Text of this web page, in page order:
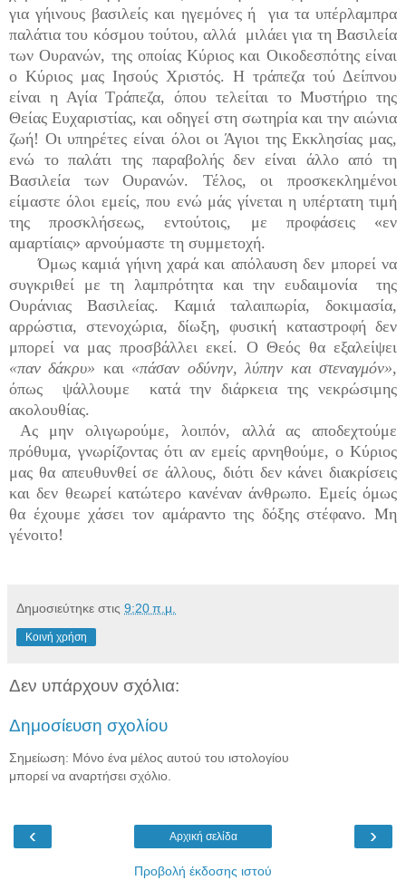
για γήινους βασιλείς και ηγεμόνες ή για τα υπέρλαμπρα
παλάτια του κόσμου τούτου, αλλά μιλάει για τη Βασιλεία
των Ουρανών, της οποίας Κύριος και Οικοδεσπότης είναι
ο Κύριος μας Ιησούς Χριστός. Η τράπεζα τού Δείπνου
είναι η Αγία Τράπεζα, όπου τελείται το Μυστήριο της
Θείας Ευχαριστίας, και οδηγεί στη σωτηρία και την αιώνια
ζωή! Οι υπηρέτες είναι όλοι οι Άγιοι της Εκκλησίας μας,
ενώ το παλάτι της παραβολής δεν είναι άλλο από τη
Βασιλεία των Ουρανών. Τέλος, οι προσκεκλημένοι
είμαστε όλοι εμείς, που ενώ μάς γίνεται η υπέρτατη τιμή
της προσκλήσεως, εντούτοις, με προφάσεις «εν
αμαρτίαις» αρνούμαστε τη συμμετοχή.
Όμως καμιά γήινη χαρά και απόλαυση δεν μπορεί να
συγκριθεί με τη λαμπρότητα και την ευδαιμονία της
Ουράνιας Βασιλείας. Καμιά ταλαιπωρία, δοκιμασία,
αρρώστια, στενοχώρια, δίωξη, φυσική καταστροφή δεν
μπορεί να μας προσβάλλει εκεί. Ο Θεός θα εξαλείψει
«παν δάκρυ» και «πάσαν οδύνην, λύπην και στεναγμόν»,
όπως ψάλλουμε κατά την διάρκεια της νεκρώσιμης
ακολουθίας.
Ας μην ολιγωρούμε, λοιπόν, αλλά ας αποδεχτούμε
πρόθυμα, γνωρίζοντας ότι αν εμείς αρνηθούμε, ο Κύριος
μας θα απευθυνθεί σε άλλους, διότι δεν κάνει διακρίσεις
και δεν θεωρεί κατώτερο κανέναν άνθρωπο. Εμείς όμως
θα έχουμε χάσει τον αμάραντο της δόξης στέφανο. Μη
γένοιτο!
Δημοσιεύτηκε στις 9:20 π.μ.
Κοινή χρήση
Δεν υπάρχουν σχόλια:
Δημοσίευση σχολίου
Σημείωση: Μόνο ένα μέλος αυτού του ιστολογίου
μπορεί να αναρτήσει σχόλιο.
‹ ›
Αρχική σελίδα
Προβολή έκδοσης ιστού